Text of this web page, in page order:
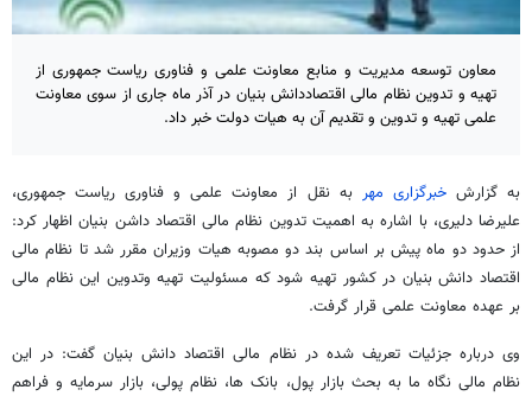
معاون توسعه مدیریت و منابع معاونت علمی و فناوری ریاست جمهوری از
تهیه و تدوین نظام مالی اقتصاددانش بنیان در آذر ماه جاری از سوی معاونت
علمی تهیه و تدوین و تقدیم آن به هیات دولت خبر داد.
به گزارشخبرگزاری مهر به نقل از معاونت علمی و فناوری ریاست جمهوری،
علیرضا دلیری، با اشاره به اهمیت تدوین نظام مالی اقتصاد داشن بنیان اظهار کرد:
از حدود دو ماه پیش بر اساس بند دو مصوبه هیات وزیران مقرر شد تا نظام مالی
اقتصاد دانش بنیان در کشور تهیه شود که مسئولیت تهیه وتدوین این نظام مالی
بر عهده معاونت علمی قرار گرفت.
وی درباره جزئیات تعریف شده در نظام مالی اقتصاد دانش بنیان گفت: در این
نظام مالی نگاه ما به بحث بازار پول، بانک ها، نظام پولی، بازار سرمایه و فراهم